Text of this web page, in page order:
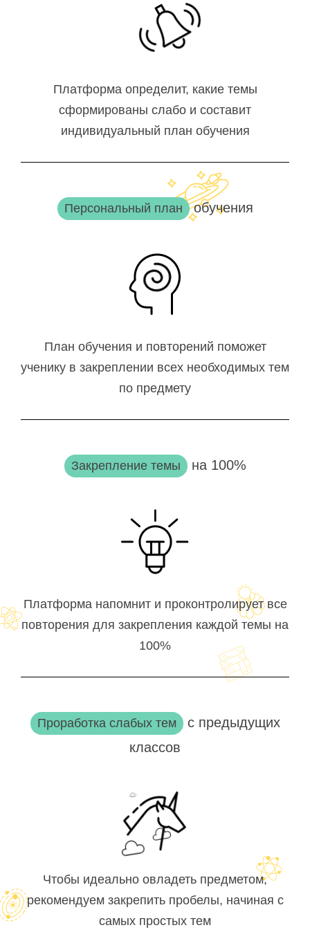
Платформа определит, какие темы
сформированы слабо и составит
индивидуальный план обучения
Персональный план обучения
План обучения и повторений поможет
ученику в закреплении всех необходимых тем
по предмету
Закрепление темы на 100%
Платформа напомнит и проконтролирует все
повторения для закрепления каждой темы на
100%
Проработка слабых тем с предыдущих
классов
Чтобы идеально овладеть предметом,
рекомендуем закрепить пробелы, начиная с
самых простых тем